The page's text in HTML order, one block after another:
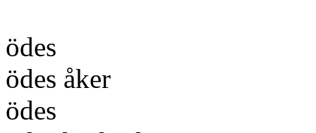
ödes
ödes åker
ödes